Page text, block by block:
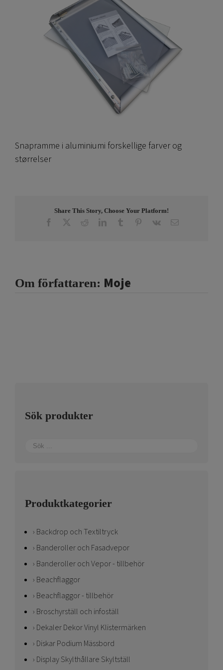
Snapramme i aluminiumi forskellige farver og
størrelser
Share This Story, Choose Your Platform!
Facebook RedditLinkedInTumblr Pinterest
Vk E-
Om författaren: Moje
Sök produkter
Produktkategorier
Backdrop och Textiltryck
Banderoller och Fasadvepor
Banderoller och Vepor - tillbehör
Beachflaggor
Beachflaggor - tillbehör
Broschyrställ och infoställ
Dekaler Dekor Vinyl Klistermärken
Diskar Podium Mässbord
Display Skylthållare Skyltställ